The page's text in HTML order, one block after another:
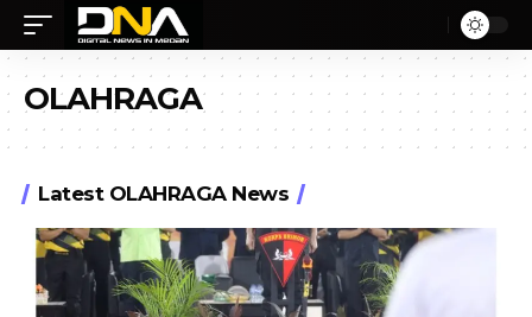
OLAHRAGA
Latest OLAHRAGA News